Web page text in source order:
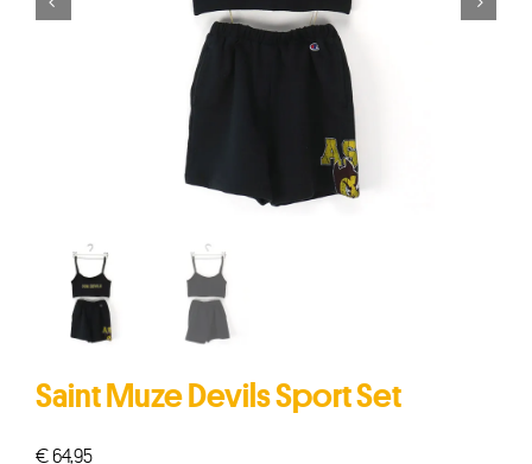
Saint Muze Devils Sport Set
€64,95